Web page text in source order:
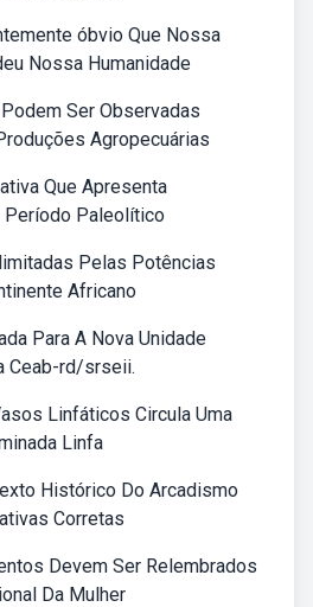
óbvio Que Nossa
Nossa Humanidade
Ser Observadas
Agropecuárias
Que Apresenta
Período Paleolítico
Pelas Potências
Africano
Para A Nova Unidade
Ceab-rd/srseii.
Linfáticos Circula Uma
Linfa
Histórico Do Arcadismo
Corretas
Devem Ser Relembrados
Da Mulher